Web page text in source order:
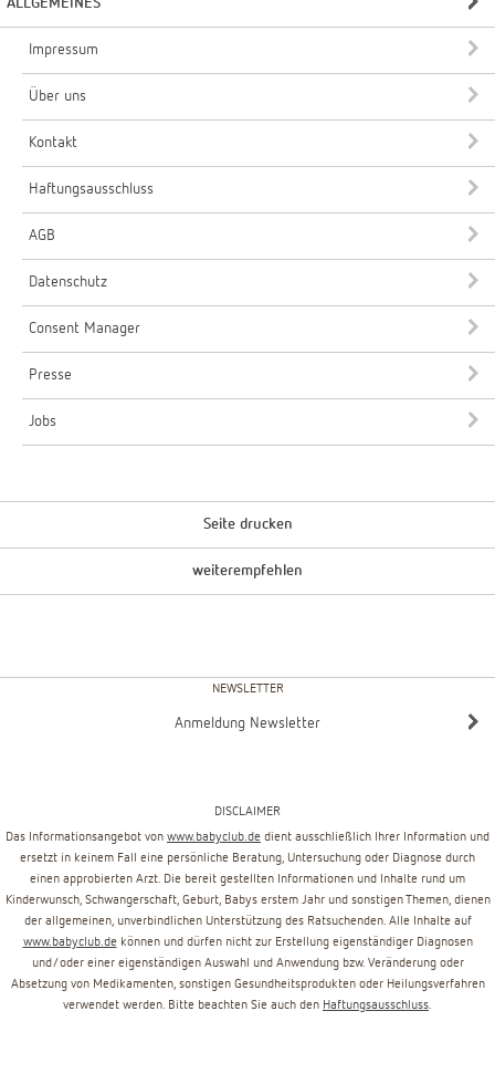
ALLGEMEINES
Impressum
Über uns
Kontakt
Haftungsausschluss
AGB
Datenschutz
Consent Manager
Presse
Jobs
Seite drucken
weiterempfehlen
NEWSLETTER
Anmeldung Newsletter
DISCLAIMER
Das Informationsangebot von www.babyclub.de dient ausschließlich Ihrer Information und
ersetzt in keinem Fall eine persönliche Beratung, Untersuchung oder Diagnose durch
einen approbierten Arzt. Die bereit gestellten Informationen und Inhalte rund um
Kinderwunsch, Schwangerschaft, Geburt, Babys erstem Jahr und sonstigen Themen, dienen
der allgemeinen, unverbindlichen Unterstützung des Ratsuchenden. Alle Inhalte auf
www.babyclub.de können und dürfen nicht zur Erstellung eigenständiger Diagnosen
und/oder einer eigenständigen Auswahl und Anwendung bzw. Veränderung oder
Absetzung von Medikamenten, sonstigen Gesundheitsprodukten oder Heilungsverfahren
verwendet werden. Bitte beachten Sie auch den Haftungsausschluss.